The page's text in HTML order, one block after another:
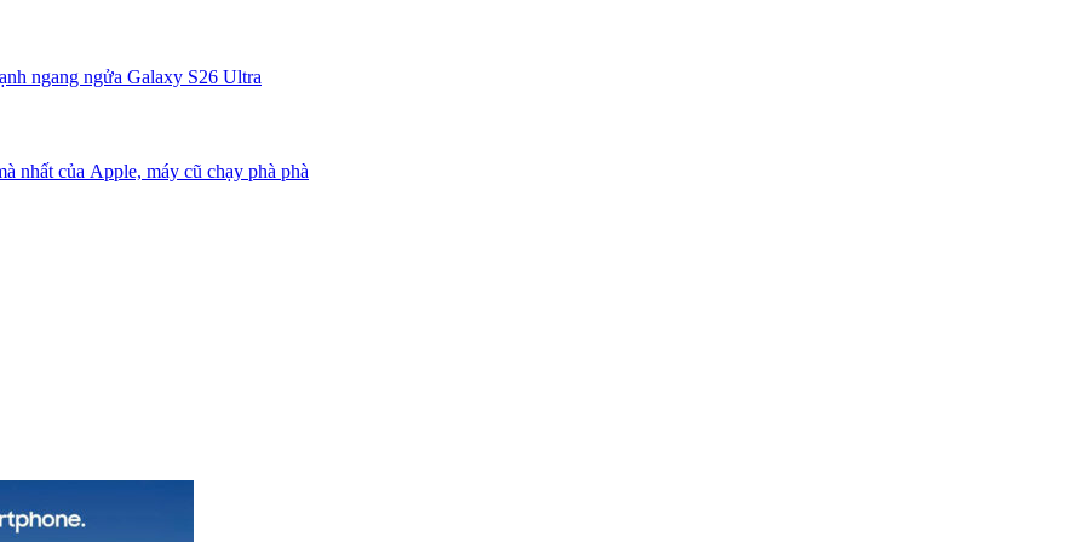
ngang ngửa Galaxy S26 Ultra
nhất của Apple, máy cũ chạy phà phà